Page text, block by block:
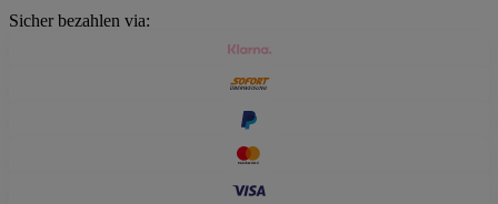
Sicher bezahlen via: